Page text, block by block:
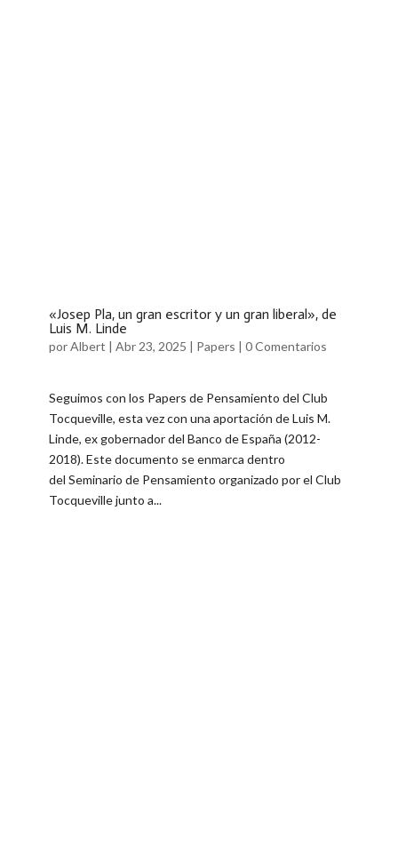
«Josep Pla, un gran escritor y un gran liberal», de
Luis M. Linde
porAlbert | Abr 23, 2025 | Papers | 0 Comentarios
Seguimos con los Papers de Pensamiento del Club
Tocqueville, esta vez con una aportación de Luis M.
Linde, ex gobernador del Banco de España (2012-
2018). Este documento se enmarca dentro
del Seminario de Pensamiento organizado por el Club
Tocqueville junto a...